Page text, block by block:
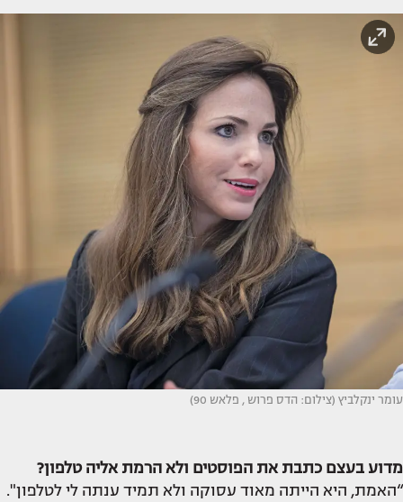
עומר ינקלביץ (צילום: הדס פרוש , פלאש 90)
מדוע בעצם כתבת את הפוסטים ולא הרמת אליה טלפון?
“האמת, היא הייתה מאוד עסוקה ולא תמיד ענתה לי לטלפון".